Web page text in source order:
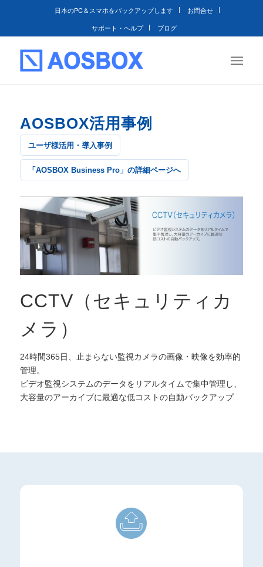
日本のPC＆スマホをバックアップします
お問合せ
サポート・ヘルプ
ブログ
AOSBOX活用事例
ユーザ様活用・導入事例
「AOSBOX Business Pro」の詳細ページへ
CCTV（セキュリティカ
メラ）
24時間365日、止まらない監視カメラの画像・映像を効率的
管理。
ビデオ監視システムのデータをリアルタイムで集中管理し、
大容量のアーカイブに最適な低コストの自動バックアップ